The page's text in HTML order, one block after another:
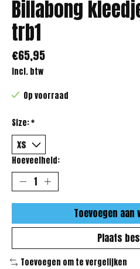
Billabong
trb1
€65,95
Incl. btw
Op voorraad
Size:*
Hoeveelheid:
Toevoegen aan
Plaats
Toevoegen om te vergelijken